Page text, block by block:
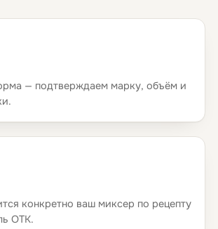
— подтверждаем марку, объём и
конкретно ваш миксер по рецепту
ОТК.